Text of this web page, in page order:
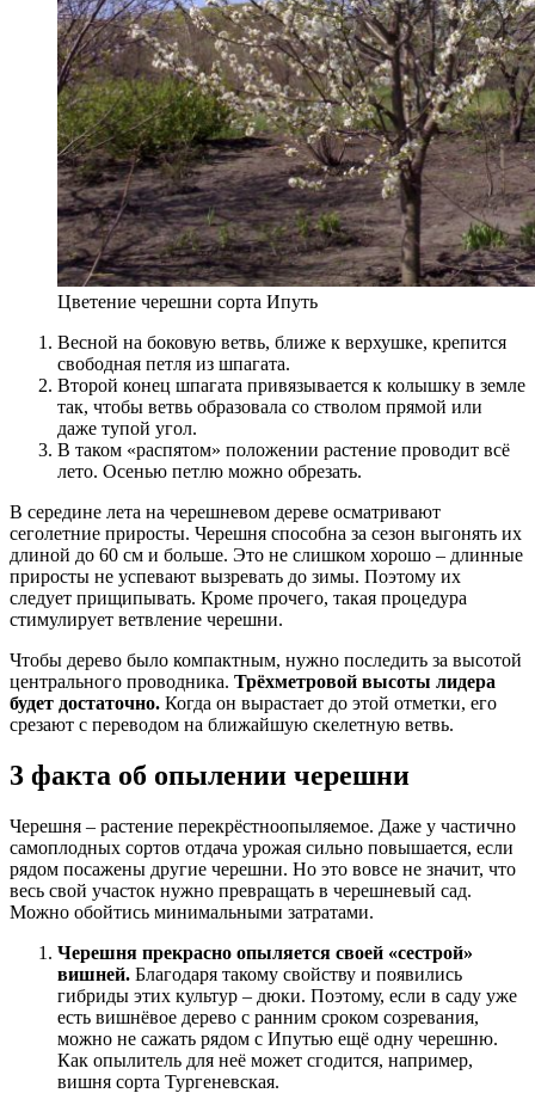
Цветение черешни сорта Ипуть
Весной на боковую ветвь, ближе к верхушке, крепится
свободная петля из шпагата.
Второй конец шпагата привязывается к колышку в земле
так, чтобы ветвь образовала со стволом прямой или
даже тупой угол.
В таком «распятом» положении растение проводит всё
лето. Осенью петлю можно обрезать.
В середине лета на черешневом дереве осматривают
сеголетние приросты. Черешня способна за сезон выгонять их
длиной до 60 см и больше. Это не слишком хорошо – длинные
приросты не успевают вызревать до зимы. Поэтому их
следует прищипывать. Кроме прочего, такая процедура
стимулирует ветвление черешни.
Чтобы дерево было компактным, нужно последить за высотой
центрального проводника. Трёхметровой высоты лидера
будет достаточно. Когда он вырастает до этой отметки, его
срезают с переводом на ближайшую скелетную ветвь.
3 факта об опылении черешни
Черешня – растение перекрёстноопыляемое. Даже у частично
самоплодных сортов отдача урожая сильно повышается, если
рядом посажены другие черешни. Но это вовсе не значит, что
весь свой участок нужно превращать в черешневый сад.
Можно обойтись минимальными затратами.
Черешня прекрасно опыляется своей «сестрой»
вишней. Благодаря такому свойству и появились
гибриды этих культур – дюки. Поэтому, если в саду уже
есть вишнёвое дерево с ранним сроком созревания,
можно не сажать рядом с Ипутью ещё одну черешню.
Как опылитель для неё может сгодится, например,
вишня сорта Тургеневская.